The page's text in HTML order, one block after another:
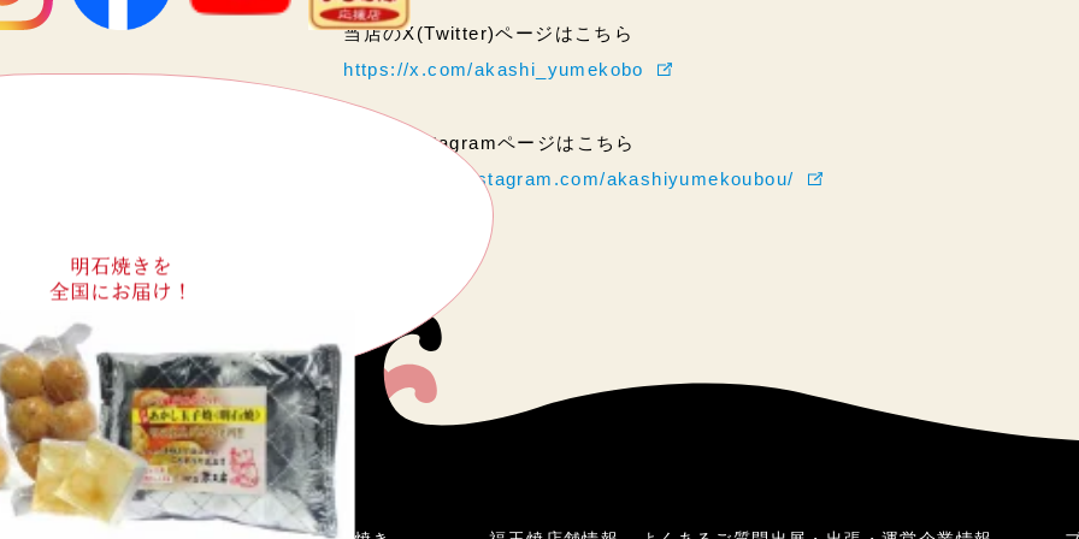
明石焼きを
全国にお届け！
当店のX(Twitter)ページはこちら
https://x.com/akashi_yumekobo
当店のInstagramページはこちら
https://www.instagram.com/akashiyumekoubou/